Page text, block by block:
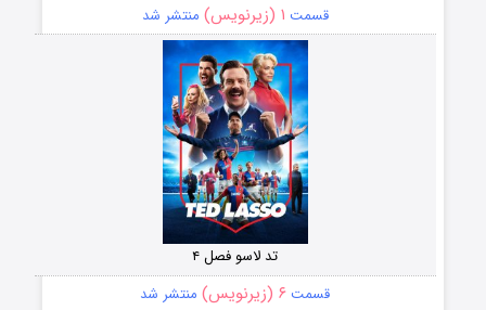
قسمت ۱ (زیرنویس) منتشر شد
تد لاسو فصل ۴
قسمت ۶ (زیرنویس) منتشر شد